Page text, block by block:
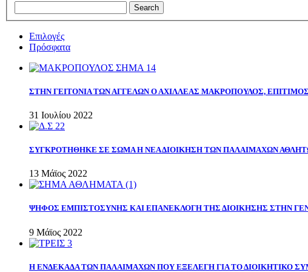
Επιλογές
Πρόσφατα
ΣΤΗΝ ΓΕΙΤΟΝΙΑ ΤΩΝ ΑΓΓΕΛΩΝ Ο ΑΧΙΛΛΕΑΣ ΜΑΚΡΟΠΟΥΛΟΣ,
31 Ιουλίου 2022
ΣΥΓΚΡΟΤΗΘΗΚΕ ΣΕ ΣΩΜΑ Η ΝΕΑ ΔΙΟΙΚΗΣΗ ΤΩΝ ΠΑΛΑΙΜΑΧΩΝ
13 Μάϊος 2022
ΨΗΦΟΣ ΕΜΠΙΣΤΟΣΥΝΗΣ ΚΑΙ ΕΠΑΝΕΚΛΟΓΗ ΤΗΣ ΔΙΟΙΚΗΣΗΣ ΣΤΗΝ
9 Μάϊος 2022
Η ΕΝΔΕΚΑΔΑ ΤΩΝ ΠΑΛΑΙΜΑΧΩΝ ΠΟΥ ΕΞΕΛΕΓΗ ΓΙΑ ΤΟ ΔΙΟΙΚΗΤΙΚΟ